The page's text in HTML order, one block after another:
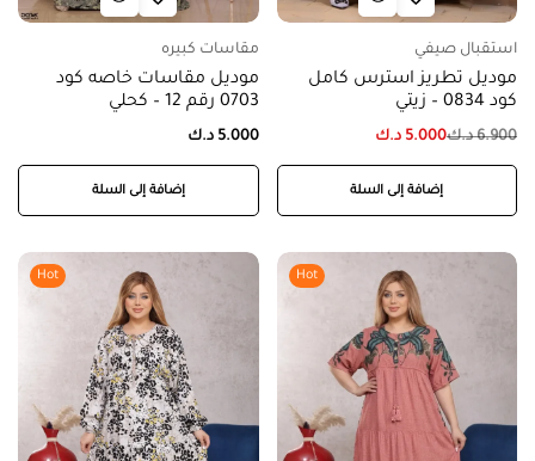
استقبال صيفي
موديل تطريز استرس كامل
كود 0834 – زيتي
6.900 د.ك5.000 د.ك
إضافة إلى السلة
مقاسات كبيره
موديل مقاسات خاصه كود
0703 رقم 12 – كحلي
5.000 د.ك
إضافة إلى السلة
Hot
Hot